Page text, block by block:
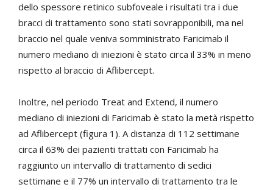
dello spessore retinico subfoveale i risultati tra i due
bracci di trattamento sono stati sovrapponibili, ma nel
braccio nel quale veniva somministrato Faricimab il
numero mediano di iniezioni è stato circa il 33% in meno
rispetto al braccio di Aflibercept.
Inoltre, nel periodo Treat and Extend, il numero
mediano di iniezioni di Faricimab è stato la metà rispetto
ad Aflibercept (figura 1). A distanza di 112 settimane
circa il 63% dei pazienti trattati con Faricimab ha
raggiunto un intervallo di trattamento di sedici
settimane e il 77% un intervallo di trattamento tra le